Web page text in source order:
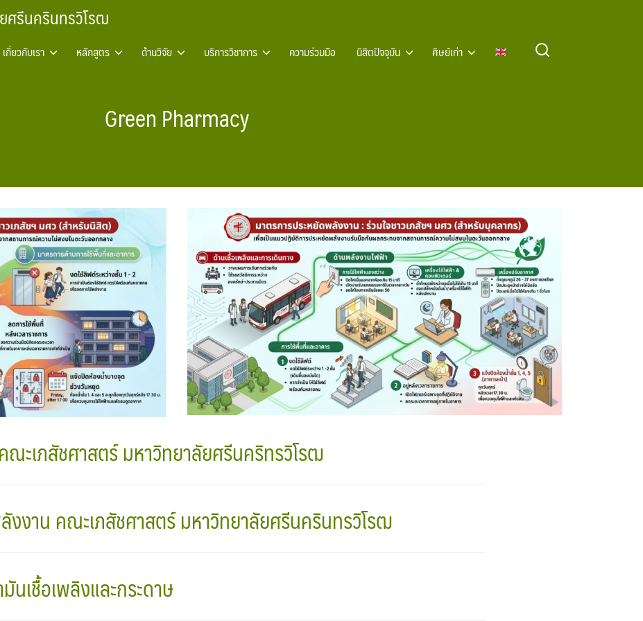
ศรีนครินทรวิโรฒ
เกี่ยวกับเรา หลักสูตร ด้านวิจัย บริการวิชาการ ความร่วมมือ นิสิตปัจจุบัน ศิษย์เก่า
Search
Search
Green Pharmacy
ะเภสัชศาสตร์ มหาวิทยาลัยศรีนคริทรวิโรฒ
งงาน คณะเภสัชศาสตร์ มหาวิทยาลัยศรีนครินทรวิโรฒ
นเชื้อเพลิงและกระดาษ